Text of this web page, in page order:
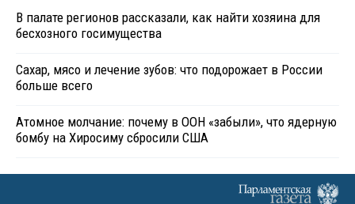
В палате регионов рассказали, как найти хозяина для
бесхозного госимущества
Сахар, мясо и лечение зубов: что подорожает в России
больше всего
Атомное молчание: почему в ООН «забыли», что ядерную
бомбу на Хиросиму сбросили США